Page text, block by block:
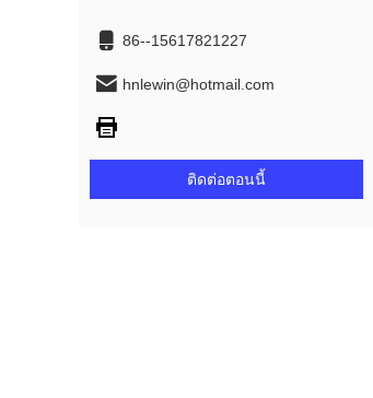
86--15617821227
hnlewin@hotmail.com
ติดต่อตอนนี้